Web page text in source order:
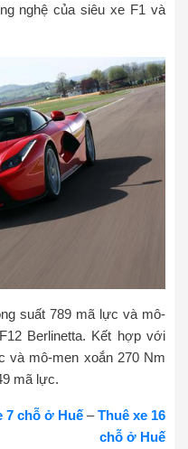
nghệ của siêu xe F1 và
suất 789 mã lực và mô-
Berlinetta. Kết hợp với
và mô-men xoắn 270 Nm
mã lực.
7 chỗ ở Huế –Thuê xe 16
chỗ ở Huế